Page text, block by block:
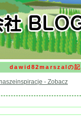
dawid82marszalの
- Zobacz